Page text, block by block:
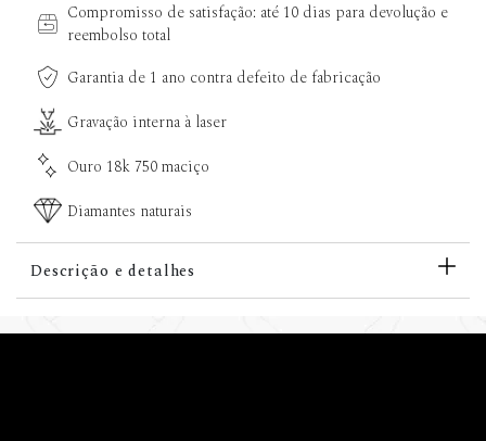
Compromisso de satisfação: até 10 dias para devolução e
reembolso total
Garantia de 1 ano contra defeito de fabricação
Gravação interna à laser
Ouro 18k 750 maciço
Diamantes naturais
Descrição e detalhes